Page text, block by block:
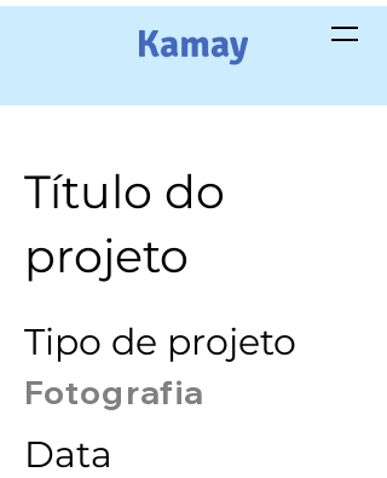
Título do
projeto
Tipo de projeto
Fotografia
Data